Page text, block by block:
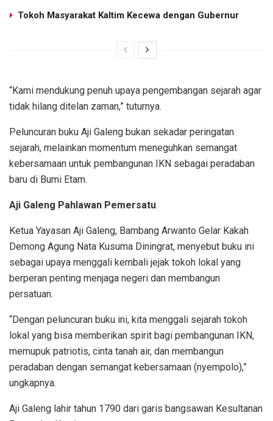
Tokoh Masyarakat Kaltim Kecewa dengan Gubernur
“Kami mendukung penuh upaya pengembangan sejarah agar
tidak hilang ditelan zaman,” tuturnya.
Peluncuran buku Aji Galeng bukan sekadar peringatan
sejarah, melainkan momentum meneguhkan semangat
kebersamaan untuk pembangunan IKN sebagai peradaban
baru di Bumi Etam.
Aji Galeng Pahlawan Pemersatu
Ketua Yayasan Aji Galeng, Bambang Arwanto Gelar Kakah
Demong Agung Nata Kusuma Diningrat, menyebut buku ini
sebagai upaya menggali kembali jejak tokoh lokal yang
berperan penting menjaga negeri dan membangun
persatuan.
“Dengan peluncuran buku ini, kita menggali sejarah tokoh
lokal yang bisa memberikan spirit bagi pembangunan IKN,
memupuk patriotis, cinta tanah air, dan membangun
peradaban dengan semangat kebersamaan (nyempolo),”
ungkapnya.
Aji Galeng lahir tahun 1790 dari garis bangsawan Kesultanan